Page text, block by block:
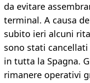
da evitare
terminal. A causa
subito ieri alcuni
sono stati
in tutta la Spagna.
rimanere operativi